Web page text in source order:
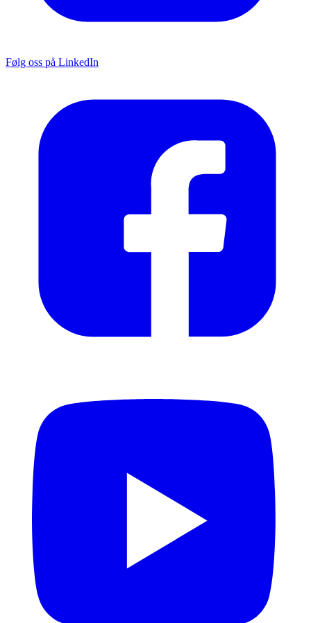
Følg oss på LinkedIn